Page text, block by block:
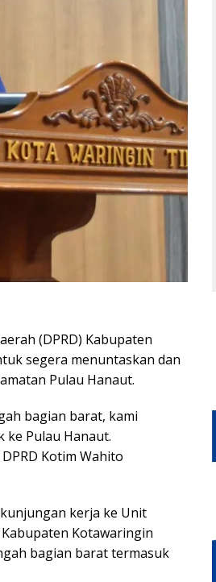
(DPRD) Kabupaten
segera menuntaskan dan
Pulau Hanaut.
bagian barat, kami
Pulau Hanaut.
Kotim Wahito
kerja ke Unit
Kotawaringin
bagian barat termasuk